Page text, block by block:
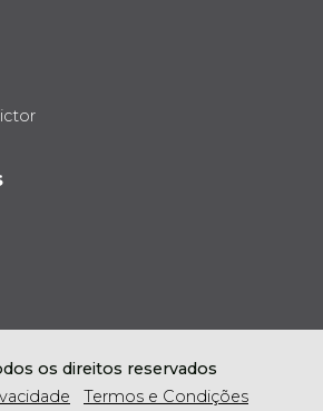
os direitos reservados
Termos e Condições